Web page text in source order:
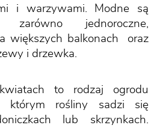
i warzywami. Modne są
zarówno jednoroczne,
większych balkonach oraz
i drzewka.
to rodzaj ogrodu
rośliny sadzi się
lub skrzynkach.